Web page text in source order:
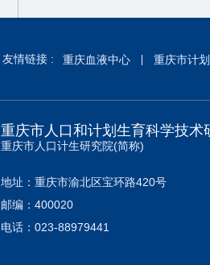
友情链接 : 重庆血液中心 重庆市计
重庆市人口和计划生育科学技术
重庆市人口计生研究院(简称)
地址：重庆市渝北区宝环路420号
邮编：400020
电话：023-88979441